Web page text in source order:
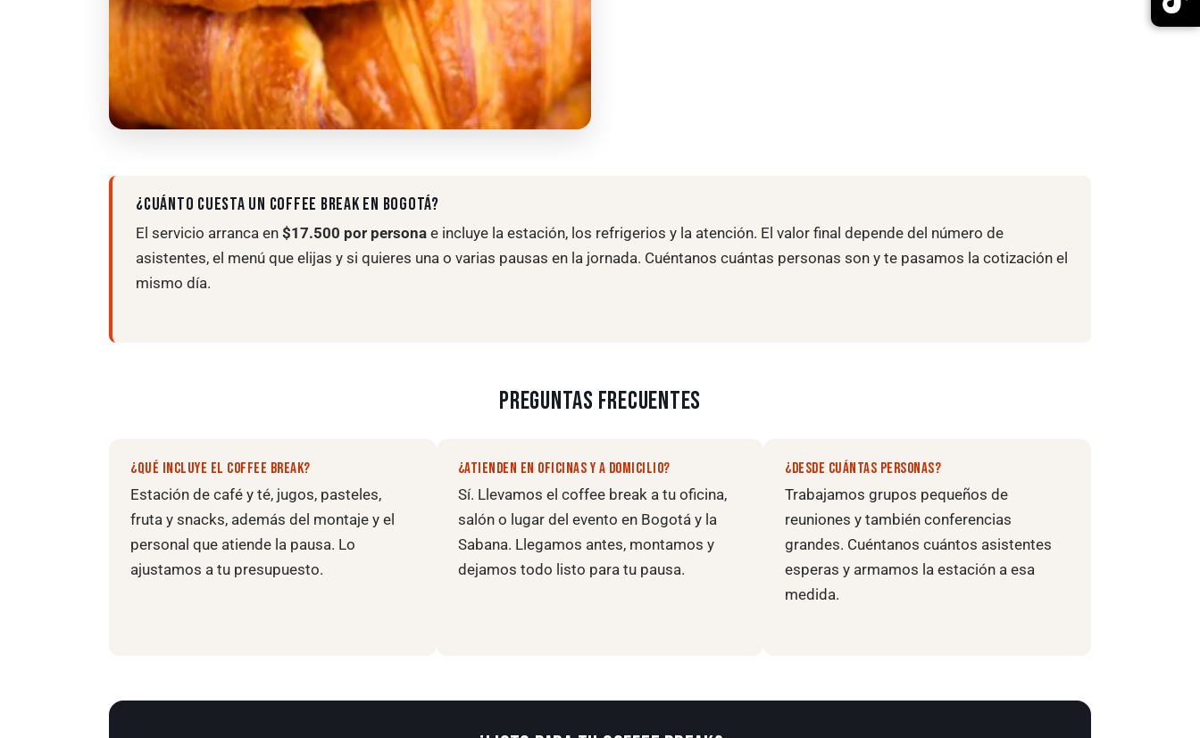
¿CUÁNTO CUESTA UN COFFEE BREAK EN BOGOTÁ?
El servicio arranca en $17.500 por persona e incluye la estación, los refrigerios y la atención. El valor final depende del número de
asistentes, el menú que elijas y si quieres una o varias pausas en la jornada. Cuéntanos cuántas personas son y te pasamos la cotización el
mismo día.
PREGUNTAS FRECUENTES
¿QUÉ INCLUYE EL COFFEE BREAK?
Estación de café y té, jugos, pasteles,
fruta y snacks, además del montaje y el
personal que atiende la pausa. Lo
ajustamos a tu presupuesto.
¿ATIENDEN EN OFICINAS Y A DOMICILIO?
Sí. Llevamos el coffee break a tu oficina,
salón o lugar del evento en Bogotá y la
Sabana. Llegamos antes, montamos y
dejamos todo listo para tu pausa.
¿DESDE CUÁNTAS PERSONAS?
Trabajamos grupos pequeños de
reuniones y también conferencias
grandes. Cuéntanos cuántos asistentes
esperas y armamos la estación a esa
medida.